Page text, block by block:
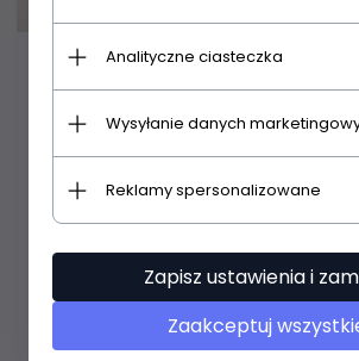
Piżama De Lafense 919
Kropki kr/r S-2XL
Piżama
Analityczne ciasteczka
Wysyłanie danych
Reklamy spersonalizowane
Zapisz ustawienia i
Zaakceptuj